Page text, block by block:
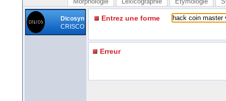
Dicosyn
CRISCO
Entrez une forme
Erreur